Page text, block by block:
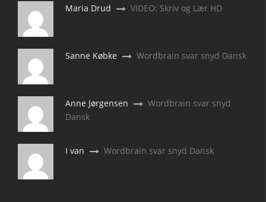
Maria Drud VIDEO: Skriv og Lær HD
Sanne Købke Wordbrain svar snyd Dansk
Anne Jørgensen
Wordbrain svar snyd
Dansk
I van Wordbrain svar snyd Dansk